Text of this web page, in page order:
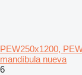
PEW250x1200,
mandíbula nueva
6